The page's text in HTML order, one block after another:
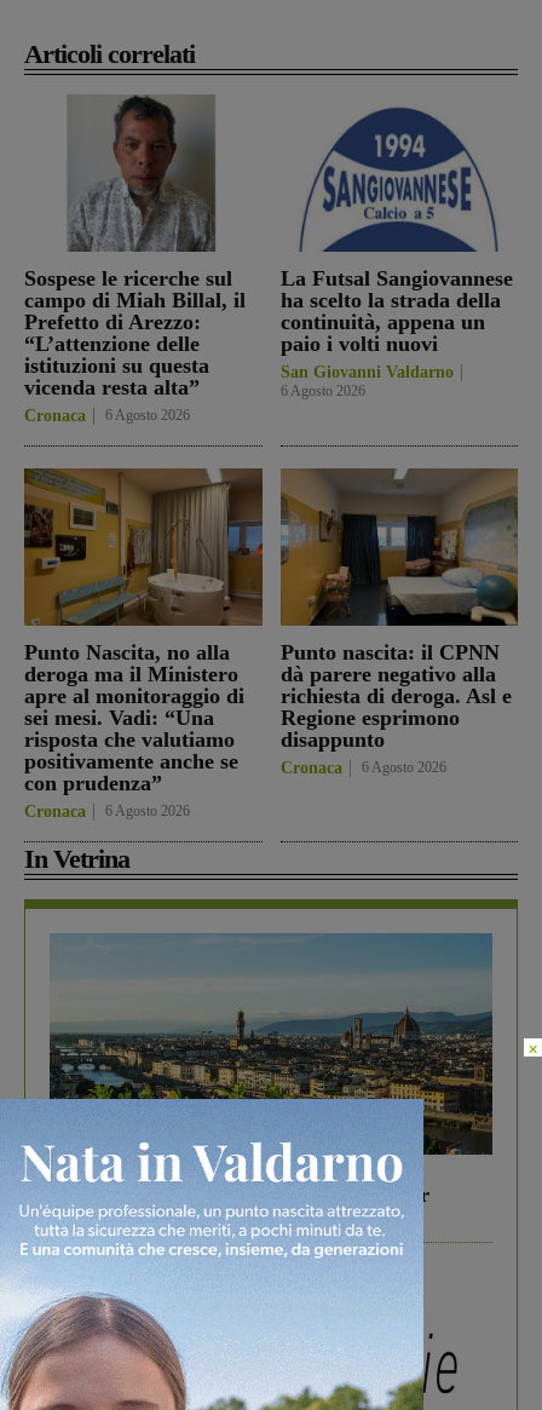
Articoli correlati
Sospese le ricerche sul
campo di Miah Billal, il
Prefetto di Arezzo:
“L’attenzione delle
istituzioni su questa
vicenda resta alta”
Cronaca 6 Agosto 2026
La Futsal Sangiovannese
ha scelto la strada della
continuità, appena un
paio i volti nuovi
San Giovanni Valdarno
6 Agosto 2026
Punto Nascita, no alla
deroga ma il Ministero
apre al monitoraggio di
sei mesi. Vadi: “Una
risposta che valutiamo
positivamente anche se
con prudenza”
Cronaca 6 Agosto 2026
Punto nascita: il CPNN
dà parere negativo alla
richiesta di deroga. Asl e
Regione esprimono
disappunto
Cronaca 6 Agosto 2026
In Vetrina
In vetrina 6 Agosto 2026
Gita di famiglia a Firenze: 5 idee per far
divertire i tuoi figli
×